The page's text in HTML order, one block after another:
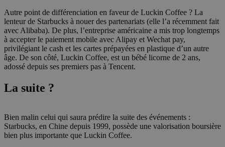
Autre point de différenciation en faveur de Luckin Coffee ? La
lenteur de Starbucks à nouer des partenariats (elle l’a récemment fait
avec Alibaba). De plus, l’entreprise américaine a mis trop longtemps
à accepter le paiement mobile avec Alipay et Wechat pay,
privilégiant le cash et les cartes prépayées en plastique d’un autre
âge. De son côté, Luckin Coffee, est un bébé licorne de 2 ans,
adossé depuis ses premiers pas à Tencent.
La suite ?
Bien malin celui qui saura prédire la suite des événements :
Starbucks, en Chine depuis 1999, possède une valorisation boursière
bien plus importante que Luckin Coffee.